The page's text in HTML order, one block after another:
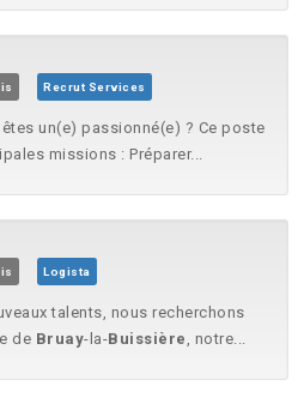
Recrut Services
un(e) passionné(e) ? Ce poste
missions : Préparer...
Logista
talents, nous recherchons
de Bruay-la-Buissière , notre...